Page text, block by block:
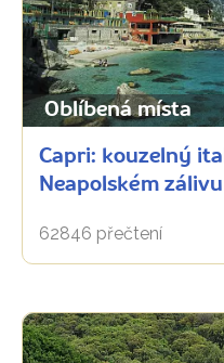
Oblíbená místa
Capri: kouzelný
Neapolském zálivu
62846 přečtení